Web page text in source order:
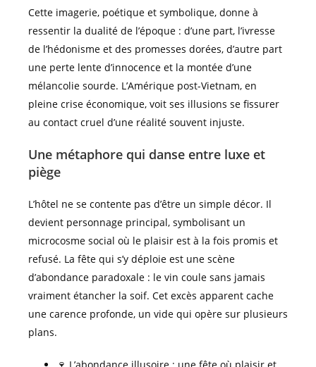
Cette imagerie, poétique et symbolique, donne à
ressentir la dualité de l’époque : d’une part, l’ivresse
de l’hédonisme et des promesses dorées, d’autre part
une perte lente d’innocence et la montée d’une
mélancolie sourde. L’Amérique post-Vietnam, en
pleine crise économique, voit ses illusions se fissurer
au contact cruel d’une réalité souvent injuste.
Une métaphore qui danse entre luxe et
piège
L’hôtel ne se contente pas d’être un simple décor. Il
devient personnage principal, symbolisant un
microcosme social où le plaisir est à la fois promis et
refusé. La fête qui s’y déploie est une scène
d’abondance paradoxale : le vin coule sans jamais
vraiment étancher la soif. Cet excès apparent cache
une carence profonde, un vide qui opère sur plusieurs
plans.